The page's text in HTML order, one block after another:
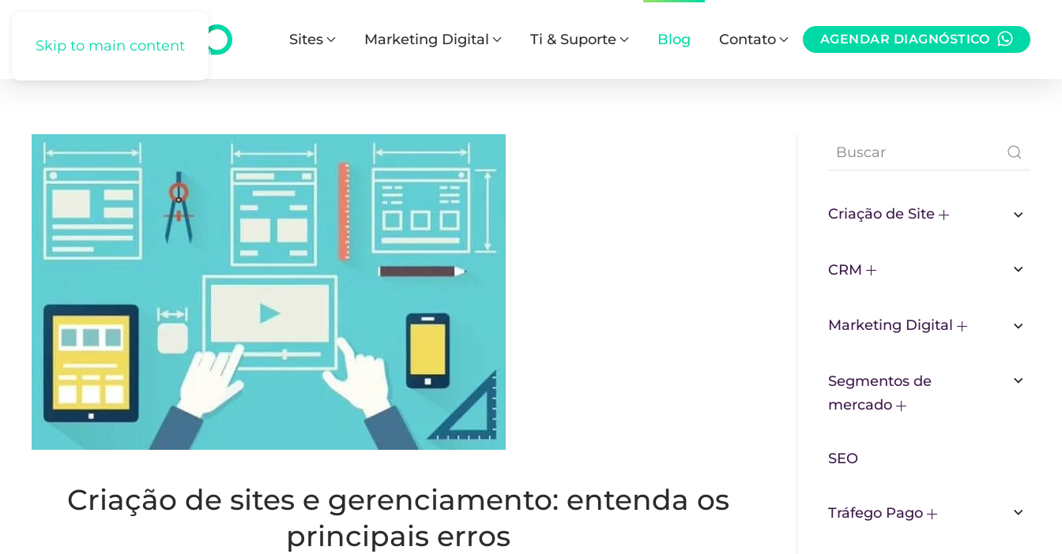
Skip to main content Sites Marketing Digital Ti & Suporte Blog Contato AGENDAR DIAGNÓSTICO
Criação de sites e gerenciamento: entenda os
principais erros
Criação de Site
CRM
Marketing Digital
Segmentos de
mercado
SEO
Tráfego Pago